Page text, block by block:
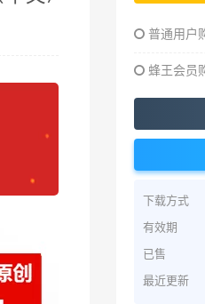
普通用户
蜂王会员
下载方式
有效期
已售
最近更新